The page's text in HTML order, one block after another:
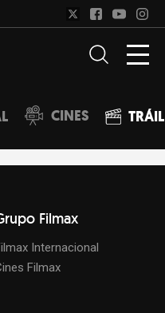
CINES
Filmax
Internacional
Filmax